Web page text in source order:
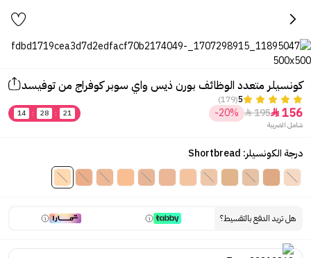
كونسيلر متعدد الوظائف بورن ذيس واي سوبر كوفراج من توفيسد
5
(179)
156

195

-20%
14 : 28 :
21
شامل الضريبة
درجة الكونسيلر: Shortbread
هل تريد الدفع بالتقسيط؟